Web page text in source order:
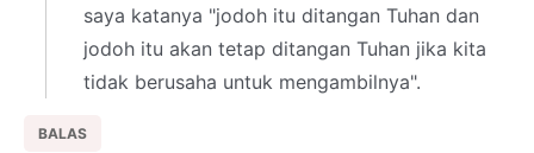
saya katanya "jodoh itu ditangan Tuhan dan
jodoh itu akan tetap ditangan Tuhan jika kita
tidak berusaha untuk mengambilnya".
BALAS